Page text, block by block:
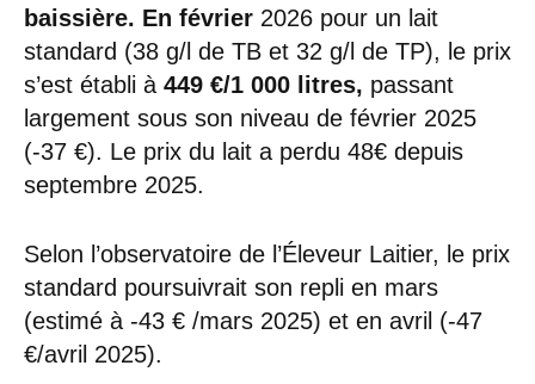
baissière. En février 2026 pour un lait
standard (38 g/l de TB et 32 g/l de TP), le prix
s’est établi à 449 €/1 000 litres, passant
largement sous son niveau de février 2025
(-37 €). Le prix du lait a perdu 48€ depuis
septembre 2025.
Selon l’observatoire de l’Éleveur Laitier, le prix
standard poursuivrait son repli en mars
(estimé à -43 € /mars 2025) et en avril (-47
€/avril 2025).